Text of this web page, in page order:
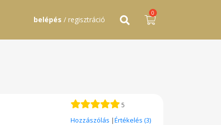
belépés / regisztráció
0
5
Hozzászólás |Értékelés (3)